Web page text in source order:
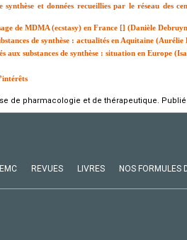
synthèse et données recueillies par le réseau des
de MDMA (ecstasy) en France [] (Danièle
de synthèse : actualités en Aquitaine
aux substances de synthèse : situation en Europe
de pharmacologie et de thérapeutique. Publié
REVUES LIVRES NOS FORMULES